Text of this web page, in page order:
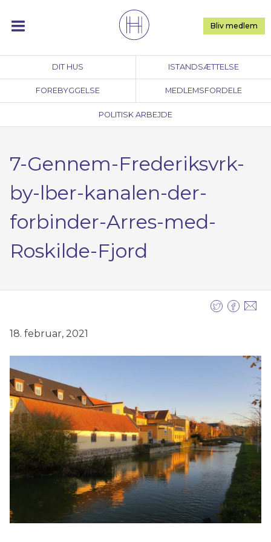
content
DIT HUS ISTANDSÆTTELSE
FOREBYGGELSE MEDLEMSFORDELE
POLITISK ARBEJDE
Bliv medlem
7-Gennem-Frederiksvrk-
by-lber-kanalen-der-
forbinder-Arres-med-
Roskilde-Fjord
18. februar, 2021